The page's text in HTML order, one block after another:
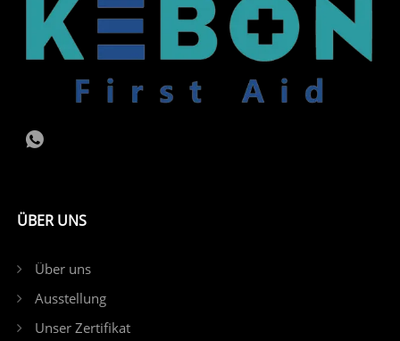
ÜBER UNS
Über uns
Ausstellung
Unser Zertifikat